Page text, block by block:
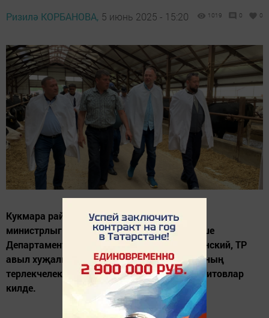
Ризилә КОРБАНОВА, 5 июнь 2025 - 15:20 1019 0 0
Кукмара районына РФ авыл хуҗалыгы
министрлыгының терлекчелек һәм нәсел эше
Департаменты директоры Сергей Воскресенский, ТР
авыл хуҗалыгы һәм азык-төлек министрының
терлекчелек буенча урынбасары Гелүс Баязитовлар
килде.